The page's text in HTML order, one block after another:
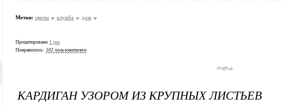
Метки: цветы клумба дом
Процитировано 1 раз
Понравилось: 102 пользователям
КАРДИГАН УЗОРОМ ИЗ КРУПНЫХ ЛИСТЬЕВ